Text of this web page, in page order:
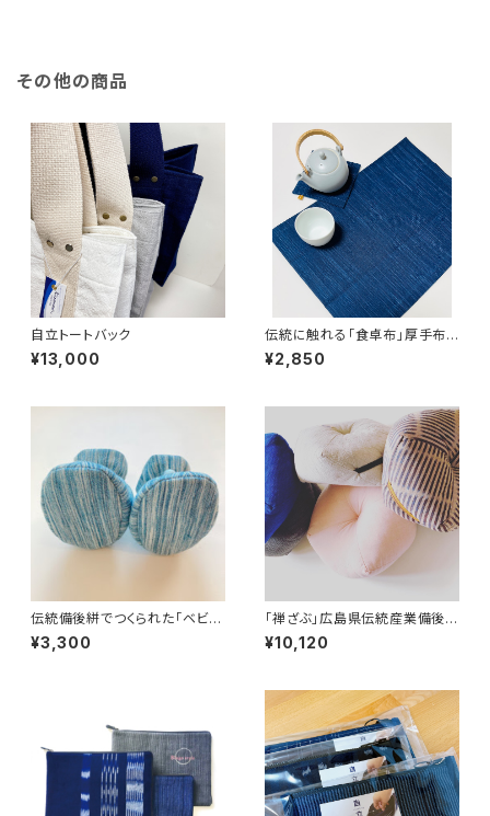
その他の商品
自立トートバック
¥13,000
伝統に触れる「食卓布」厚手布を
一枚仕立て。
¥2,850
伝統備後絣でつくられた「ベビー
ブーティ」
¥3,300
「禅ざぶ」広島県伝統産業備後絣
布
¥10,120